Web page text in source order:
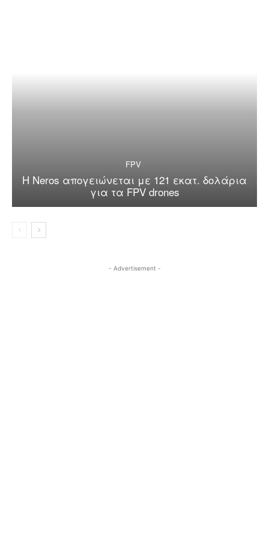
FPV
Η Neros απογειώνεται με 121 εκατ. δολάρια
για τα FPV drones
- Advertisement -